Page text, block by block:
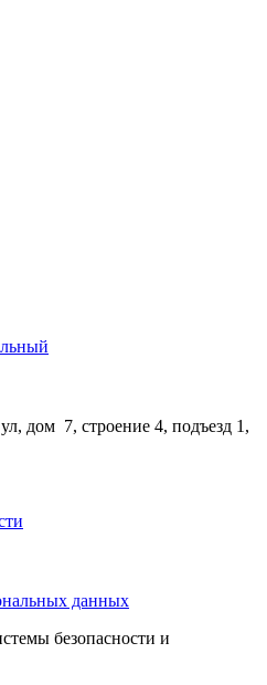
дом 7, строение 4, подъезд 1,
данных
безопасности и